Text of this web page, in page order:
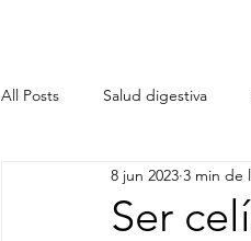
All Posts Salud digestiva
Salud respiratoria
Ser
8 jun 2023 3 min de